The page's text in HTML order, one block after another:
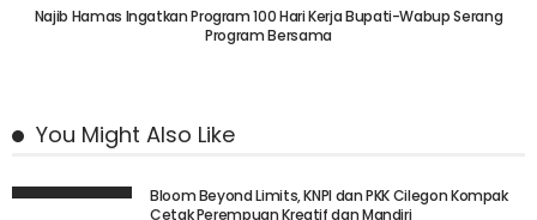
Najib Hamas Ingatkan Program 100 Hari Kerja Bupati-Wabup Serang
Program Bersama
You Might Also Like
Bloom Beyond Limits, KNPI dan PKK Cilegon Kompak
Cetak Perempuan Kreatif dan Mandiri